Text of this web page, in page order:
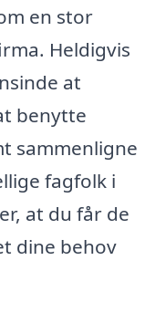
en stor
Heldigvis
at
benytte
sammenligne
fagfolk i
at du får de
dine behov